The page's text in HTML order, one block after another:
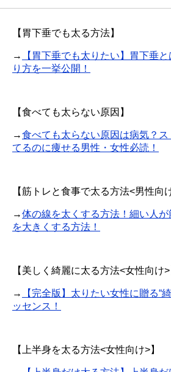
【胃下垂でも太る方法】
→
【胃下垂でも太りたい】胃下垂
り方を一挙公開！
【食べても太らない原因】
→食べても太らない原因は病気？
てるのに痩せる男性・女性必読！
【筋トレと食事で太る方法<男性向
→体の線を太くする方法！細い人
を大きくする方法！
【美しく綺麗に太る方法<女性向け>
→
【完全版】太りたい女性に贈る“
ッセンス！
【上半身を太る方法<女性向け>】